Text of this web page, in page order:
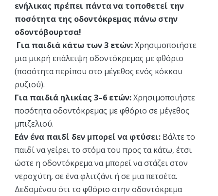
ενήλικας πρέπει πάντα να τοποθετεί την
ποσότητα της οδοντόκρεμας πάνω στην
οδοντόβουρτσα!
Για παιδιά κάτω των 3 ετών:Χρησιμοποιήστε
μια μικρή επάλειψη οδοντόκρεμας με φθόριο
(ποσότητα περίπου στο μέγεθος ενός κόκκου
ρυζιού).
Για παιδιά ηλικίας 3–6 ετών:Χρησιμοποιήστε
ποσότητα οδοντόκρεμας με φθόριο σε μέγεθος
μπιζελιού.
Εάν ένα παιδί δεν μπορεί να φτύσει: Βάλτε το
παιδί να γείρει το στόμα του προς τα κάτω, έτσι
ώστε η οδοντόκρεμα να μπορεί να στάζει στον
νεροχύτη, σε ένα φλιτζάνι ή σε μια πετσέτα.
Δεδομένου ότι το φθόριο στην οδοντόκρεμα